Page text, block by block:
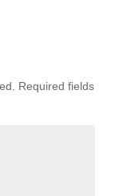
Required fields